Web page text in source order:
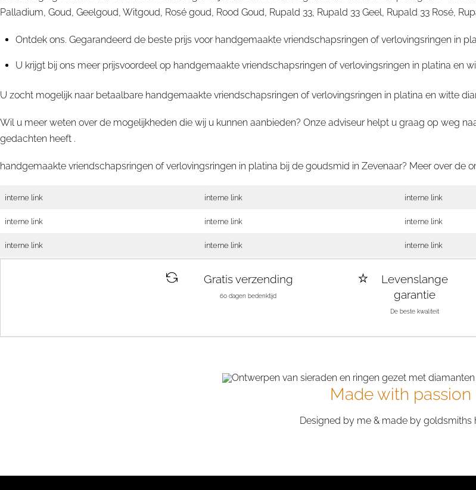
Palladium, Goud, Geelgoud, Witgoud, Rosé goud, Rood Goud, Rupald 33, Rupald 33 Geel, Rupald 33 Rosé,
Ontdek ons. Gegarandeerd de beste prijs voor handgemaakte vriendschapsringen of verlovingsringen in
U krijgt bij ons meer prijsvoordeel op handgemaakte vriendschapsringen of verlovingsringen in platina en
U zocht mogelijk naar betaalbare handgemaakte vriendschapsringen of verlovingsringen in platina en witte
Wil u meer weten over de mogelijkheden die wij u kunnen aanbieden? Onze adviseur helpt u graag op weg
gedachten heeft .
handgemaakte vriendschapsringen of verlovingsringen in platina bij de goudsmid in Zevenaar? Meer over de
interne link interne link interne link
interne link interne link interne link
interne link interne link interne link
Gratis verzending
60 dagen bedenktijd
Levenslange
garantie
De beste kwaliteit
Made with passion
Designed by me & made by goldsmiths